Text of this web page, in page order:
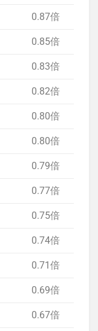
0.87倍
0.85倍
0.83倍
0.82倍
0.80倍
0.80倍
0.79倍
0.77倍
0.75倍
0.74倍
0.71倍
0.69倍
0.67倍